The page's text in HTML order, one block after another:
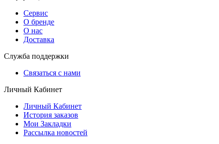
Сервис
О бренде
О нас
Доставка
Служба поддержки
Связаться с нами
Личный Кабинет
Личный Кабинет
История заказов
Мои Закладки
Рассылка новостей